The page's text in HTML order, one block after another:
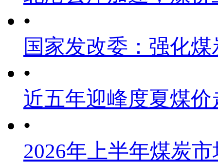
•
国家发改委：强化
•
近五年迎峰度夏煤价
•
2026年上半年煤炭